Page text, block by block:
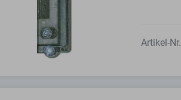
Artikel-Nr.